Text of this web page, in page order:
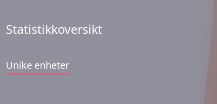
Statistikkoversikt
Unike enheter